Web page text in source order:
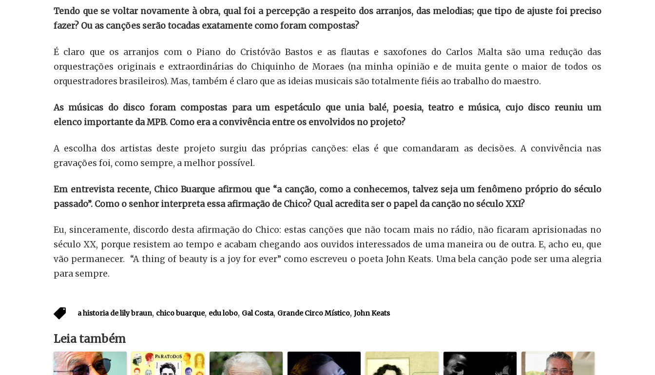
Tendo que se voltar novamente à obra, qual foi a percepção a respeito dos arranjos, das melodias; que tipo de ajuste foi preciso
fazer? Ou as canções serão tocadas exatamente como foram compostas?
É claro que os arranjos com o Piano do Cristóvão Bastos e as flautas e saxofones do Carlos Malta são uma redução das
orquestrações originais e extraordinárias do Chiquinho de Moraes (na minha opinião e de muita gente o maior de todos os
orquestradores brasileiros). Mas, também é claro que as ideias musicais são totalmente fiéis ao trabalho do maestro.
As músicas do disco foram compostas para um espetáculo que unia balé, poesia, teatro e música, cujo disco reuniu um
elenco importante da MPB. Como era a convivência entre os envolvidos no projeto?
A escolha dos artistas deste projeto surgiu das próprias canções: elas é que comandaram as decisões. A convivência nas
gravações foi, como sempre, a melhor possível.
Em entrevista recente, Chico Buarque afirmou que “a canção, como a conhecemos, talvez seja um fenômeno próprio do século
passado”. Como o senhor interpreta essa afirmação de Chico? Qual acredita ser o papel da canção no século XXI?
Eu, sinceramente, discordo desta afirmação do Chico: estas canções que não tocam mais no rádio, não ficaram aprisionadas no
século XX, porque resistem ao tempo e acabam chegando aos ouvidos interessados de uma maneira ou de outra. E, acho eu, que
vão permanecer. “A thing of beauty is a joy for ever” como escreveu o poeta John Keats. Uma bela canção pode ser uma alegria
para sempre.
a historia de lily braun, chico buarque, edu lobo, Gal Costa, Grande Circo Místico, John Keats
Leia também